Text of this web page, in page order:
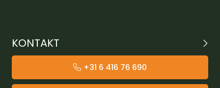
KONTAKT
+31 6 416 76 690